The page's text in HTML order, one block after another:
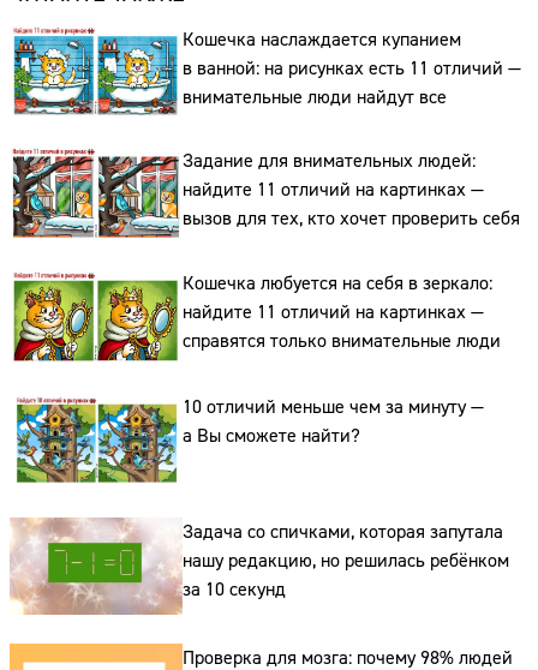
Кошечка наслаждается купанием
в ванной: на рисунках есть 11 отличий —
внимательные люди найдут все
Задание для внимательных людей:
найдите 11 отличий на картинках —
вызов для тех, кто хочет проверить себя
Кошечка любуется на себя в зеркало:
найдите 11 отличий на картинках —
справятся только внимательные люди
10 отличий меньше чем за минуту —
а Вы сможете найти?
Задача со спичками, которая запутала
нашу редакцию, но решилась ребёнком
за 10 секунд
Проверка для мозга: почему 98% людей
Сайт:
Адрес:
Телефон: